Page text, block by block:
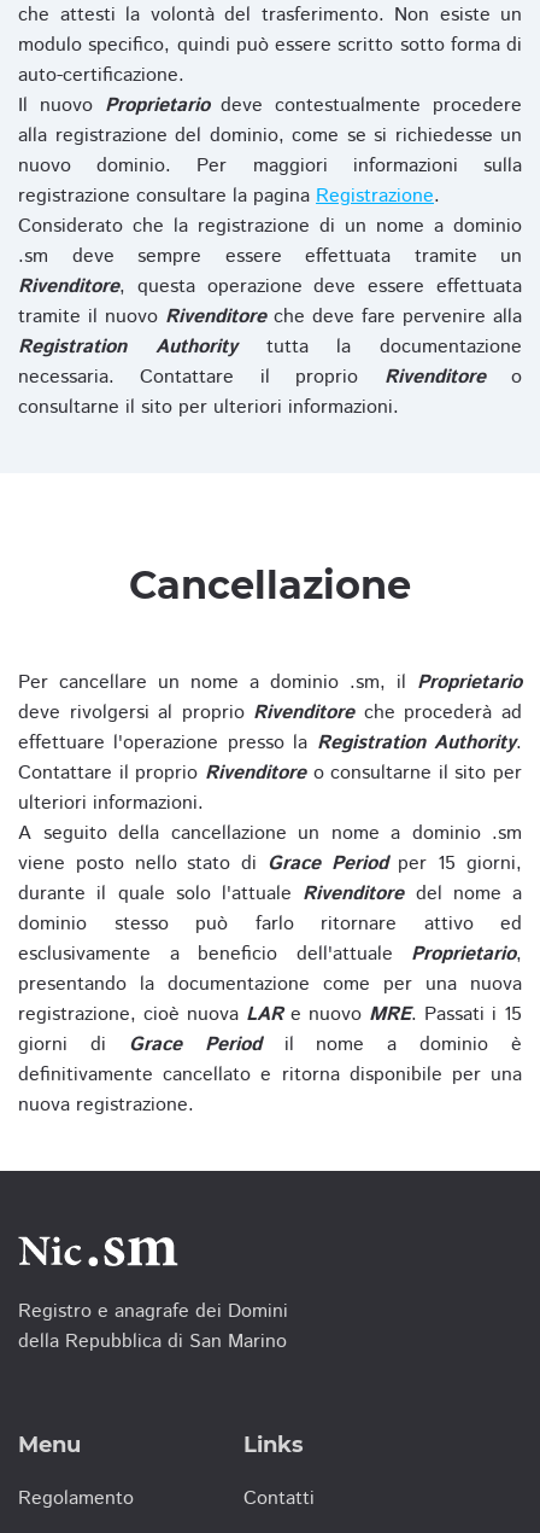
che attesti la volontà del trasferimento. Non esiste un
modulo specifico, quindi può essere scritto sotto forma di
auto-certificazione.
Il nuovo Proprietariodeve contestualmente procedere
alla registrazione del dominio, come se si richiedesse un
nuovo dominio. Per maggiori informazioni sulla
registrazione consultare la pagina Registrazione.
Considerato che la registrazione di un nome a dominio
.sm deve sempre essere effettuata tramite un
Rivenditore, questa operazione deve essere effettuata
tramite il nuovo Rivenditoreche deve fare pervenire alla
Registration Authoritytutta la documentazione
necessaria. Contattare il proprio Rivenditoreo
consultarne il sito per ulteriori informazioni.
Cancellazione
Per cancellare un nome a dominio .sm, il Proprietario
deve rivolgersi al proprio Rivenditoreche procederà ad
effettuare l'operazione presso la Registration Authority.
Contattare il proprio Rivenditoreo consultarne il sito per
ulteriori informazioni.
A seguito della cancellazione un nome a dominio .sm
viene posto nello stato di Grace Periodper 15 giorni,
durante il quale solo l'attuale Rivenditoredel nome a
dominio stesso può farlo ritornare attivo ed
esclusivamente a beneficio dell'attuale Proprietario,
presentando la documentazione come per una nuova
registrazione, cioè nuova LARe nuovo MRE. Passati i 15
giorni di Grace Periodil nome a dominio è
definitivamente cancellato e ritorna disponibile per una
nuova registrazione.
Registro e anagrafe dei Domini
della Repubblica di San Marino
Menu
Regolamento
Links
Contatti